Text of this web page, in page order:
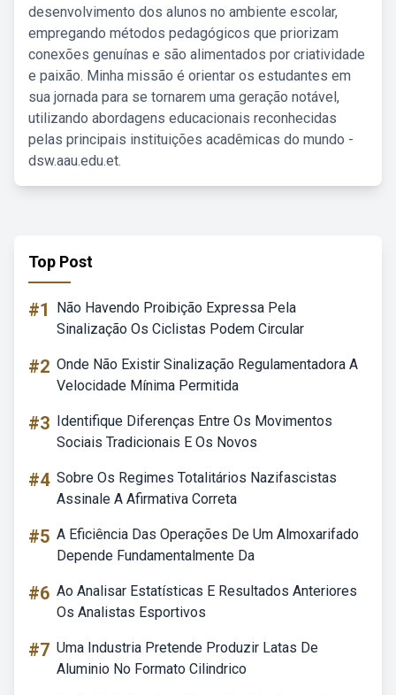
desenvolvimento dos alunos no ambiente escolar,
empregando métodos pedagógicos que priorizam
conexões genuínas e são alimentados por criatividade
e paixão. Minha missão é orientar os estudantes em
sua jornada para se tornarem uma geração notável,
utilizando abordagens educacionais reconhecidas
pelas principais instituições acadêmicas do mundo -
dsw.aau.edu.et.
Top Post
#1
Não Havendo Proibição Expressa Pela
Sinalização Os Ciclistas Podem Circular
#2 Onde Não Existir Sinalização Regulamentadora A
Velocidade Mínima Permitida
#3 Identifique Diferenças Entre Os Movimentos
Sociais Tradicionais E Os Novos
#4 Sobre Os Regimes Totalitários Nazifascistas
Assinale A Afirmativa Correta
#5 A Eficiência Das Operações De Um Almoxarifado
Depende Fundamentalmente Da
#6 Ao Analisar Estatísticas E Resultados Anteriores
Os Analistas Esportivos
#7 Uma Industria Pretende Produzir Latas De
Aluminio No Formato Cilindrico